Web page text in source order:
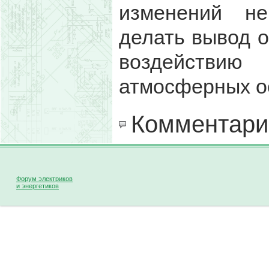
изменений
делать вывод
атмосферных
Форум электриков
и энергетиков